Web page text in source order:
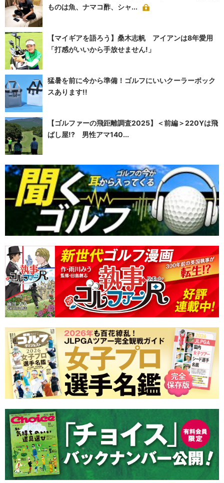
ものは魚、ナマコ酢、シャ...
【マイギアを語ろう】桑木志帆 アイアンは8年愛用
「打感がいいから手放せません!」
猛暑を前に今から準備！ゴルフにいいクーラーボック
スあります!!
【ゴルファーの飛距離調査2025】＜前編＞220Yは飛
ばし屋!? 男性アマ140...